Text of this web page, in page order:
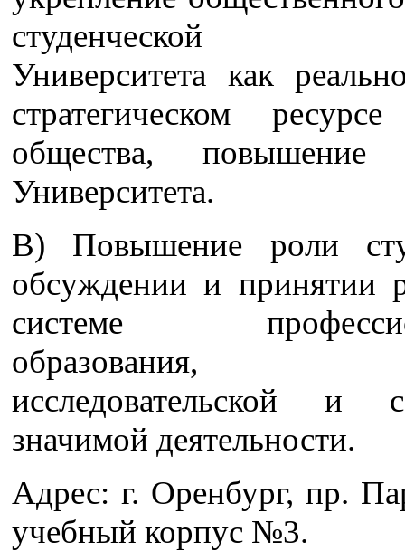
студенческой
Университета как
стратегическом
общества, повышение
Университета.
В) Повышение роли
обсуждении и принятии
системе
образования,
исследовательской и
значимой деятельности.
Адрес: г. Оренбург, пр.
учебный корпус №3.